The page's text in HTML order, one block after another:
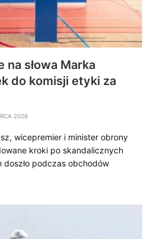
na słowa Marka
do komisji etyki za
2026
wicepremier i minister obrony
kroki po skandalicznych
podczas obchodów